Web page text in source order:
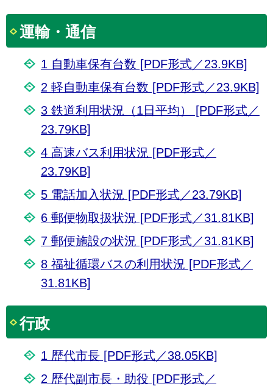
運輸・通信
1 自動車保有台数 [PDF形式／23.9KB]
2 軽自動車保有台数 [PDF形式／23.9KB]
3 鉄道利用状況（1日平均） [PDF形式／
23.79KB]
4 高速バス利用状況 [PDF形式／
23.79KB]
5 電話加入状況 [PDF形式／23.79KB]
6 郵便物取扱状況 [PDF形式／31.81KB]
7 郵便施設の状況 [PDF形式／31.81KB]
8 福祉循環バスの利用状況 [PDF形式／
31.81KB]
行政
1 歴代市長 [PDF形式／38.05KB]
2 歴代副市長・助役 [PDF形式／